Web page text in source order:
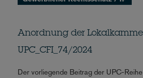
Anordnung der
UPC_CFI_74/2024
Der vorliegende Beitrag der UPC-